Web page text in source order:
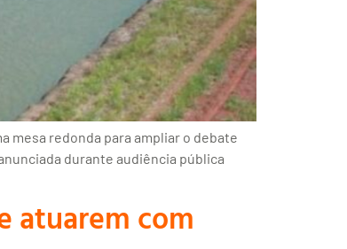
mesa redonda para ampliar o debate
durante audiência pública
atuarem com